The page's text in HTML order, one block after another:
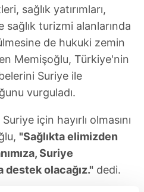
sağlık yatırımları,
sağlık turizmi alanlarında
de hukuki zemin
Memişoğlu, Türkiye'nin
Suriye ile
vurguladı.
için hayırlı olmasını
"Sağlıkta elimizden
Suriye
destek olacağız." dedi.